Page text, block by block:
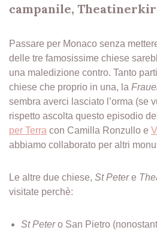
campanile,
Passare per Monaco senza
delle tre famosissime chiese
una maledizione contro. Tanto
chiese che proprio in una, la
sembra averci lasciato l’orma (se
rispetto ascolta questo episodio del
per Terra con Camilla Ronzullo e
abbiamo collaborato per altri
Le altre due chiese, St Petere
visitate perchè:
St Petero San Pietro